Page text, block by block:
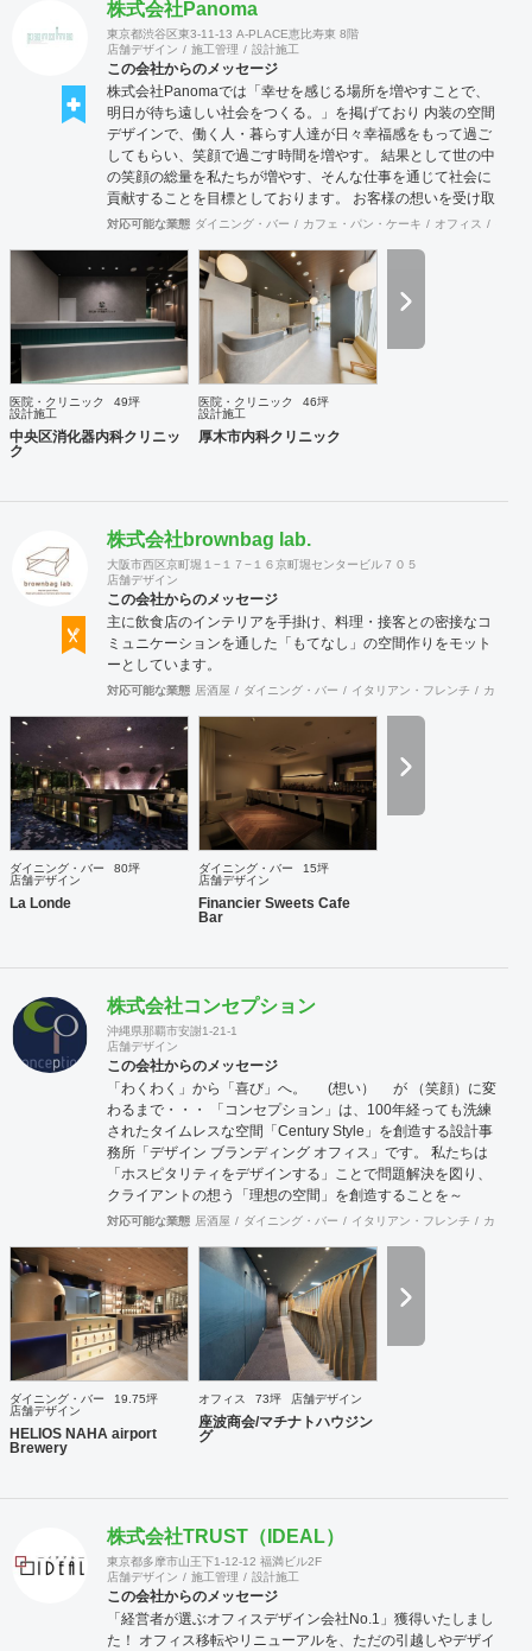
株式会社Panoma
東京都渋谷区東3-11-13 A-PLACE恵比寿東 8階
店舗デザイン
施工管理 設計施工
この会社からのメッセージ
株式会社Panomaでは「幸せを感じる場所を増やすことで、
明日が待ち遠しい社会をつくる。」を掲げており 内装の空間
デザインで、働く人・暮らす人達が日々幸福感をもって過ご
してもらい、笑顔で過ごす時間を増やす。 結果として世の中
の笑顔の総量を私たちが増やす、そんな仕事を通じて社会に
貢献することを目標としております。 お客様の想いを受け取
り、その想いを具現化できるデザインと施工を心掛け、 創業
でおります。 お客様満足を追求し「あなたに出会えてよかっ
た企業」であり続けれるよう貢献していきます。 医療施設に
特化した内装デザイン・施工の提供ブラインド『Clione』も
展開中です！ 是非ご連絡をお待ちしております！！
対応可能な業態 ダイニング・バー カフェ・パン・ケーキ オフィス
医院・クリニック
49坪
設計施工
中央区消化器内科クリニッ
ク
医院・クリニック
46坪
設計施工
厚木市内科クリニック
株式会社brownbag lab.
大阪市西区京町堀１−１７−１６京町堀センタービル７０５
店舗デザイン
この会社からのメッセージ
主に飲食店のインテリアを手掛け、料理・接客との密接なコ
ミュニケーションを通した「もてなし」の空間作りをモット
ーとしています。
対応可能な業態 居酒屋 ダイニング・バー イタリアン・フレンチ カフェ
ダイニング・バー
80坪
店舗デザイン
La Londe
ダイニング・バー
15坪
店舗デザイン
Financier Sweets Cafe
Bar
株式会社コンセプション
沖縄県那覇市安謝1-21-1
店舗デザイン
この会社からのメッセージ
「わくわく」から「喜び」へ。 (想い） が （笑顔）に変
わるまで・・・ 「コンセプション」は、100年経っても洗練
されたタイムレスな空間「Century Style」を創造する設計事
務所「デザイン ブランディング オフィス」です。 私たちは
「ホスピタリティをデザインする」ことで問題解決を図り、
クライアントの想う「理想の空間」を創造することを～
Mission～としています。 「ホスピタリティ」は、クライア
行動指針～ 「おもてなしの心」、「思いやりの心」、ちょっ
としたことでも相手の氣持ちを先に考える、何事においても
常に機知を生み出せるよう考え行動する、それが「作業人」
を超えた「仕事人」となり「ホスピタリティをデザインす
る」ことに繋がると考えます。 想いが形になるまで、わくわ
くするような「期待感」、理想の空間が形になって「喜び」
る空間をデザインコンセプト計画、設計から施工期間におけ
る設計監理、工事完了後のアフターサービス～までサポート
対応可能な業態 居酒屋 ダイニング・バー イタリアン・フレンチ カフェ
ダイニング・バー
19.75坪
店舗デザイン
HELIOS NAHA airport
Brewery
オフィス 73坪 店舗デザイン
座波商会/マチナトハウジン
グ
株式会社TRUST（IDEAL）
東京都多摩市山王下1-12-12 福満ビル2F
店舗デザイン
施工管理 設計施工
この会社からのメッセージ
「経営者が選ぶオフィスデザイン会社No.1」獲得いたしまし
た！ オフィス移転やリニューアルを、ただの引越しやデザイ